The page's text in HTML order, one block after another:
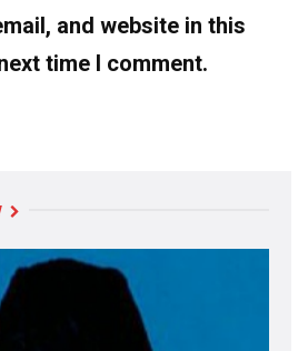
and website in this
time I comment.